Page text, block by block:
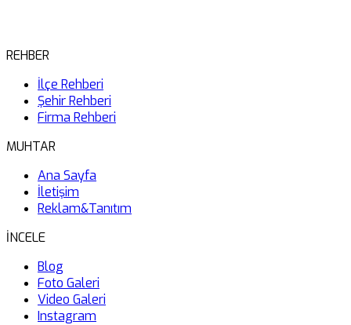
REHBER
İlçe Rehberi
Şehir Rehberi
Firma Rehberi
MUHTAR
Ana Sayfa
İletişim
Reklam&Tanıtım
İNCELE
Blog
Foto Galeri
Video Galeri
Instagram